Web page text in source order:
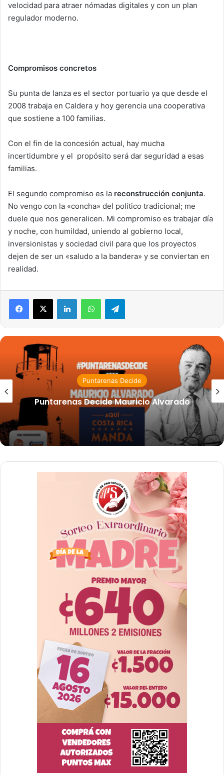
velocidad para atraer nómadas digitales y con un plan
regulador moderno.
Compromisos concretos
Su punta de lanza es el sector portuario ya que desde el
2008 trabaja en Caldera y hoy gerencia una cooperativa
que sostiene a 100 familias.
Con el fin de la concesión actual, hay mucha
incertidumbre y el propósito será dar seguridad a esas
familias.
El segundo compromiso es la reconstrucción conjunta.
No vengo con la «concha» del político tradicional; me
duele que nos generalicen. Mi compromiso es trabajar día
y noche, con humildad, uniendo al gobierno local,
inversionistas y sociedad civil para que los proyectos
dejen de ser un «saludo a la bandera» y se conviertan en
realidad.
LinkedInWhatsAppTelegram
Puntarenas Decide
Puntarenas Decide Mauricio Alvarado